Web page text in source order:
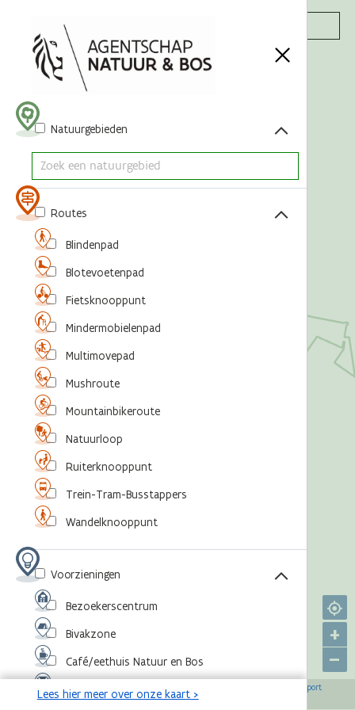
Acties
+
–
OpenStreetMap-bijdragers Agentschap voor Natuur en Bos
Sport
Vlaanderen,©Toerisme Vlaanderen
Natuurgebieden
Routes
Blindenpad
Blotevoetenpad
Fietsknooppunt
Mindermobielenpad
Multimovepad
Mushroute
Mountainbikeroute
Natuurloop
Ruiterknooppunt
Trein-Tram-Busstappers
Wandelknooppunt
Voorzieningen
Bezoekerscentrum
Bivakzone
Café/eethuis Natuur en Bos
Eventlocatie
Lees hier meer over onze kaart >